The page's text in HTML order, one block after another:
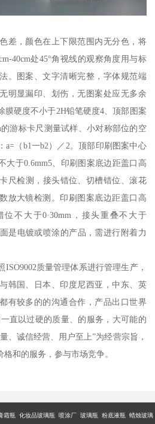
差，颜色在上下限范围内无分色，将
40cm处45°角视线的观察角度用与标
。图案、文字清晰完整，字体规范端
明显漏印、划伤，无图案处应无多余
膜硬度不小于2H铅笔硬度4、顶部图案
游标卡尺测量试样、小对称部位的空
a=（b1一b2）／2。顶部印刷图案中心
大于0.6mm5、印刷图案底边距盖口高
尺检测，接头错位、切槽错位、滚花
放大镜检测。印刷图案底边距盖口高
位不大于0·30mm，接头重叠不大于
是电镀或喷涂的产品，需进行附着力
质量管理体系进行管理生产，
韩国、日本、印度尼西亚，中东、英
有较多的的沟通合作，产品出口世界
直以过硬的质量、的服务，大可能的
、诚信经营、用户至上”为经营宗旨，
和的服务，参与市场竞争。
霜瓶 化妆品玻璃瓶 喷涂厂 玻璃瓶 粉底液瓶 蜡烛玻璃